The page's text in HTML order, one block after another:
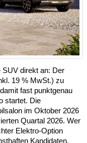
SUV direkt an: Der
19 % MwSt.) zu
fast punktgenau
startet. Die
im Oktober 2026
Quartal 2026. Wer
Elektro-Option
Kandidaten.